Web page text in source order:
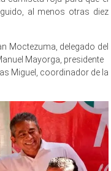
al menos otras diez
Moctezuma, delegado del
Mayorga, presidente
Miguel, coordinador de la